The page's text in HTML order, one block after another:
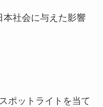
本社会に与えた影響
ポットライトを当て